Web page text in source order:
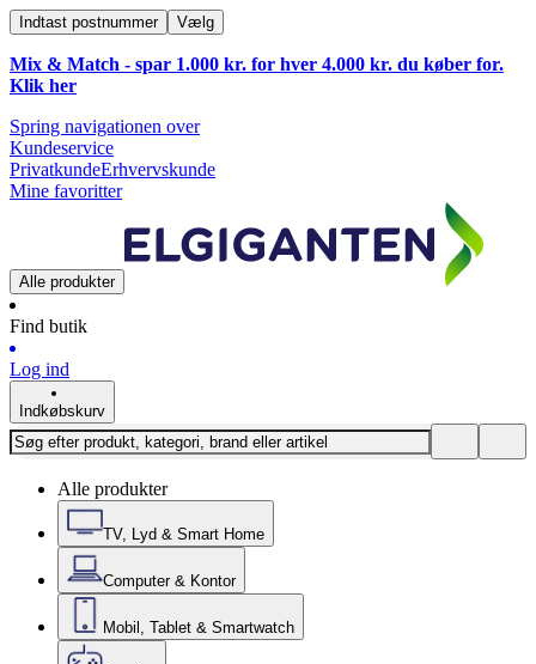
Indtast postnummer Vælg
Mix & Match - spar 1.000 kr. for hver 4.000 kr. du køber for.
Klik her
Spring navigationen over
Kundeservice
PrivatkundeErhvervskunde
Mine favoritter
Alle produkter
Find butik
Log ind
Indkøbskurv
Alle produkter
TV, Lyd & Smart Home
Computer & Kontor
Mobil, Tablet & Smartwatch